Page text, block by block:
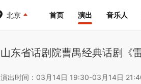
北京 首页 演出 音乐人
山东省话剧院曹禺经典话剧《
演出时间：03月14日 19:30-03月14日